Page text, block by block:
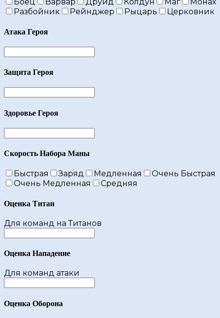
Разбойник
Рейнджер Рыцарь Церковник
Атака Героя
Защита Героя
Здоровье Героя
Скорость Набора Маны
Быстрая Заряд Медленная
Очень Быстрая
Очень Медленная
Средняя
Оценка Титан
Для команд на Титанов
Оценка Нападение
Для команд атаки
Оценка Оборона